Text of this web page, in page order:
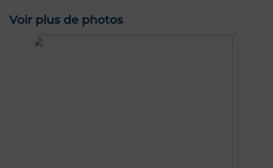
Voir plus de photos